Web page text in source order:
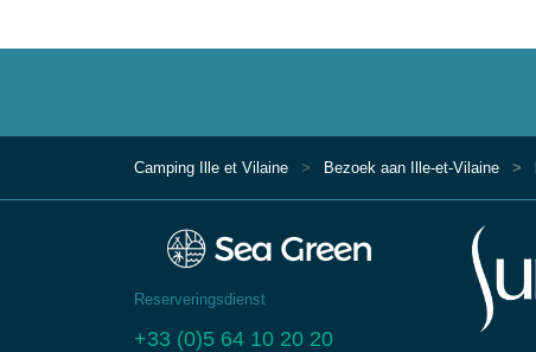
Camping Ille et Vilaine Bezoek aan Ille-et-Vilaine
Reserveringsdienst
+33 (0)5 64 10 20 20